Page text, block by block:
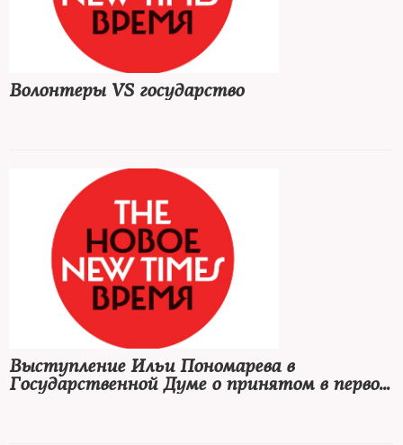
Волонтеры VS государство
Выступление Ильи Пономарева в
Государственной Думе о принятом в первом